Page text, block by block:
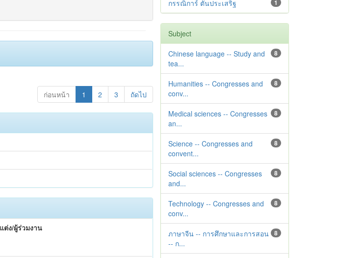
ก่อนหน้า 1 2 3 ถัดไป
ต่ง/ผู้ร่วมงาน
1
กรรณิการ์ ตันประเสริฐ
Subject
8
Chinese language -- Study and
tea...
8
Humanities -- Congresses and
conv...
8
Medical sciences -- Congresses
an...
8
Science -- Congresses and
convent...
8
Social sciences -- Congresses
and...
8
Technology -- Congresses and
conv...
8
ภาษาจีน -- การศึกษาและการสอน
-- ก...